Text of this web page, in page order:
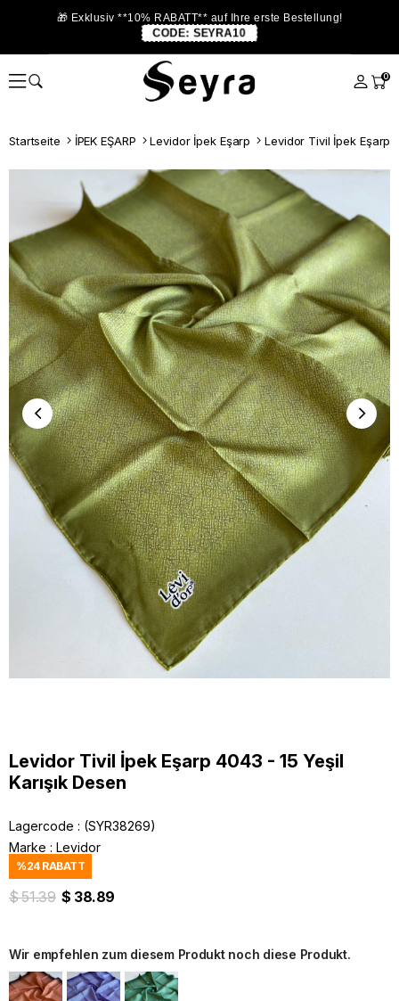
🎁 Exklusiv **10% RABATT** auf Ihre erste Bestellung!
CODE: SEYRA10
0
Startseite İPEK EŞARP Levidor İpek Eşarp Levidor Tivil İpek Eşarp
Levidor Tivil İpek Eşarp 4043 - 15 Yeşil
Karışık Desen
Lagercode
(SYR38269)
Marke : Levidor
%24RABATT
$ 51.39 $ 38.89
Wir empfehlen zum diesem Produkt noch diese Produkt.